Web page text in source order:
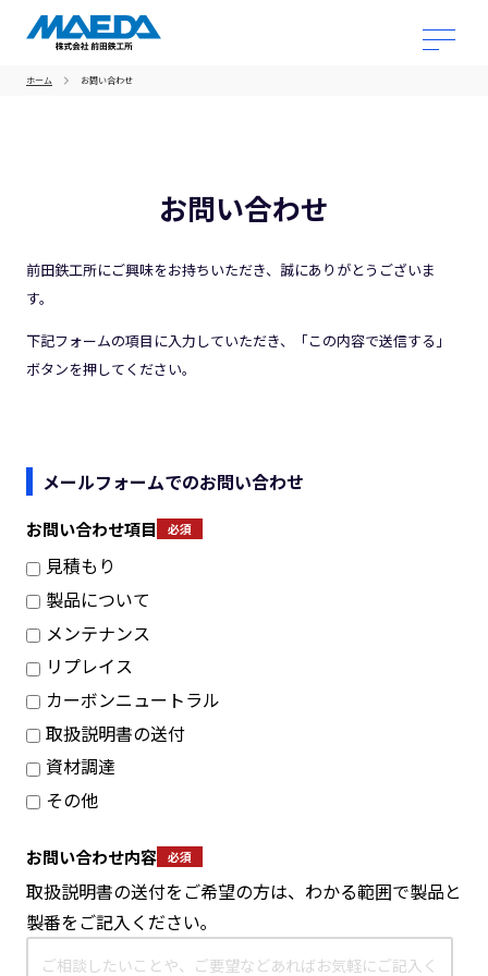
ホーム お問い合わせ
お問い合わせ
前田鉄工所にご興味をお持ちいただき、誠にありがとうございま
す。
下記フォームの項目に入力していただき、「この内容で送信する」
ボタンを押してください。
メールフォームでのお問い合わせ
お問い合わせ項目
見積もり
製品について
メンテナンス
リプレイス
カーボンニュートラル
取扱説明書の送付
資材調達
その他
お問い合わせ内容
取扱説明書の送付をご希望の方は、わかる範囲で製品と
製番をご記入ください｡